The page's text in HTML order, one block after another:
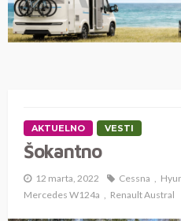
AKTUELNO VESTI
Šokantno
12 marta, 2022 Cessna
Mercedes W124a
Renault Austral